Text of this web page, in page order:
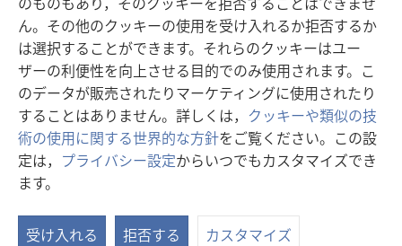
ん。その他のクッキーの使用を受け入れるか拒否するか
は選択することができます。それらのクッキーはユー
ザーの利便性を向上させる目的でのみ使用されます。こ
のデータが販売されたりマーケティングに使用されたり
することはありません。詳しくは， クッキーや類似の技
術の使用に関する世界的な方針をご覧ください。この設
定は， プライバシー設定からいつでもカスタマイズでき
ます。
受け入れる 拒否する カスタマイズ
で
開
く）
い
タ
ブ
で
開
く）
（新
し
い
タ
ブ
で
開
く）
JW Library ®
Watchtower Library®
Copyright
利用規約